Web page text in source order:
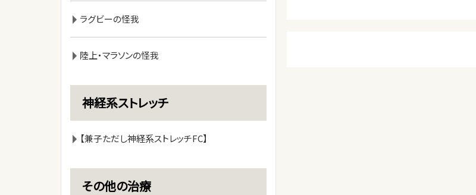
ラグビーの怪我
陸上・マラソンの怪我
神経系ストレッチ
【兼子ただし神経系ストレッチFC】
その他の治療